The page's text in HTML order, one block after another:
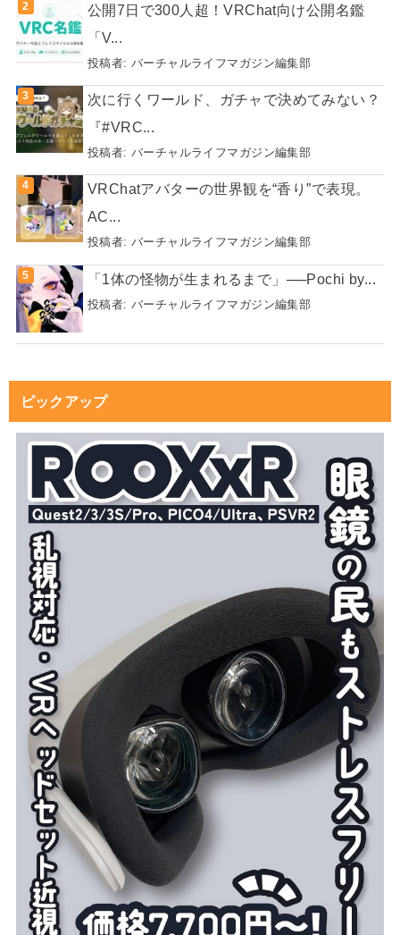
公開7日で300人超！VRChat向け公開名鑑
「V...
投稿者: バーチャルライフマガジン編集部
次に行くワールド、ガチャで決めてみない？
『#VRC...
投稿者: バーチャルライフマガジン編集部
VRChatアバターの世界観を“香り”で表現。
AC...
投稿者: バーチャルライフマガジン編集部
「1体の怪物が生まれるまで」──Pochi by...
投稿者: バーチャルライフマガジン編集部
ピックアップ